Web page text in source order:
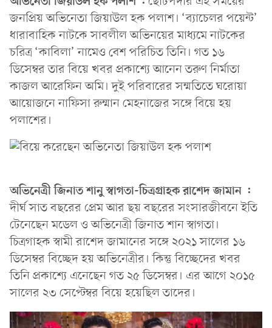
জনপ্রিয় অভিনেতা জিয়াউল হক পলাশ। ‘ব্যাচেলর পয়েন্ট’
ধারাবাহিক নাটকে সাবলীল অভিনয়ের মাধ্যমে নাটকের
চরিত্র ‘কাবিলা’ নামেও বেশ পরিচিত তিনি। গত ১৬
ডিসেম্বর তার বিয়ে খবর প্রকাশ্যে আনেন তরুণ নির্মাতা
কাজল আরেফিন অমি। দুই পরিবারের সম্মতিতে ঘরোয়া
আয়োজনে নাফিসা রুম্মান মেহনাজের সঙ্গে বিয়ে হয়
পলাশের।
অভিনেত্রী জিনাত শানু স্বাগতা-চিত্রগ্রাহক রাশেদ জামান :
দীর্ঘ সাত বছরের প্রেম আর ছয় বছরের সংসারজীবনে ইতি
টেনেছেন মডেল ও অভিনেত্রী জিনাত শান স্বাগতা।
চিত্রগাহক স্বামী রাশেদ জামানের সঙ্গে ২০২১ সালের ১৬
ডিসেম্বর বিচ্ছেদ হয় অভিনেত্রীর। কিন্তু বিচ্ছেদের খবর
তিনি প্রকাশ্যে এনেছেন গত ২৫ ডিসেম্বর। এর আগে ২০১৫
সালের ২৩ সেপ্টেম্বর বিয়ে হয়েছিল তাদের।